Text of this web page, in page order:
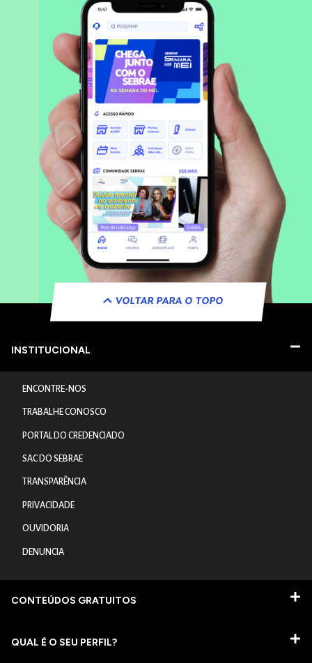
VOLTAR PARA O TOPO
INSTITUCIONAL
ENCONTRE-NOS
TRABALHE CONOSCO
PORTAL DO CREDENCIADO
SAC DO SEBRAE
TRANSPARÊNCIA
PRIVACIDADE
OUVIDORIA
DENUNCIA
CONTEÚDOS GRATUITOS
QUAL É O SEU PERFIL?